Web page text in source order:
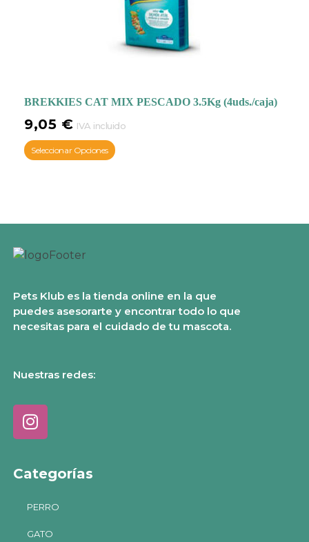
BREKKIES CAT MIX PESCADO 3.5Kg (4uds./caja)
9,05 € IVA incluido
Seleccionar Opciones
Pets Klub es la tienda online en la que
puedes asesorarte y encontrar todo lo que
necesitas para el cuidado de tu mascota.
Nuestras redes:
Categorías
PERRO
GATO